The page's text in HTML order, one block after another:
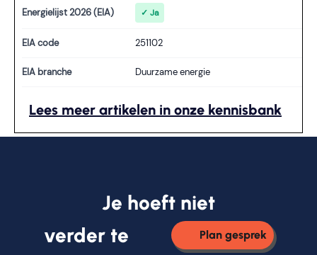
Energielijst 2026 (EIA) ✓ Ja
EIA code 251102
EIA branche Duurzame energie
Lees meer artikelen in onze kennisbank
Je hoeft niet
verder te
Plan gesprek